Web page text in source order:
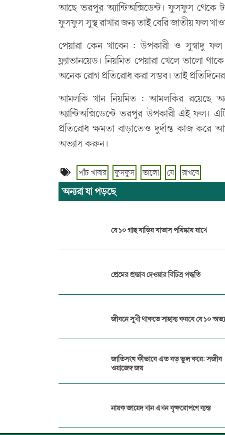
আছে ভরপুর অ্যান্টিঅক্সিডেন্ট। ফুসফুস থেকে
ফুসফুস সুস্থ রাখার জন্য তাই বেরি জাতীয় ফল
পেয়ারা কেন খাবেন : উপকারী ও সুস্বাদু ফল
ফ্ল্যাভানয়েড। নিয়মিত পেয়ারা খেলে ভালো
অনেক রোগ প্রতিরোধ করা সম্ভব। তাই
আমলকি খান নিয়মিত : আমলকির রয়েছে
অ্যান্টিঅক্সিডেন্টে ভরপুর উপকারী এই
প্রতিরোধ ক্ষমতা বাড়াতেও দুর্দান্ত কাজ
অভ্যাস করুন।
পাঁচ খাবার ফুসফুস ভালো যে রাখবে
অন্যরা যা পড়ছে
যে ১০ গাছ বাড়ির বাতাস পরিষ্কার রাখে
প্রেমের প্রস্তাব দেওয়ার বিচিত্র পদ্ধতি
জীবনে সুখী থাকতে সাহায্য করবে যে ১০
জাতিসংঘ কীভাবে এত বড় ভুল করে: সজীব
ওয়াজেদ জয়
নায়ক জায়েদ খান এখন বৃক্ষরোপণে ব্যস্ত